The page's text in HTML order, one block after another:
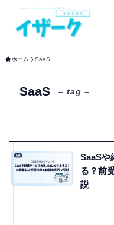
ホーム SaaS
SaaS – tag –
SaaSや
る？前
説